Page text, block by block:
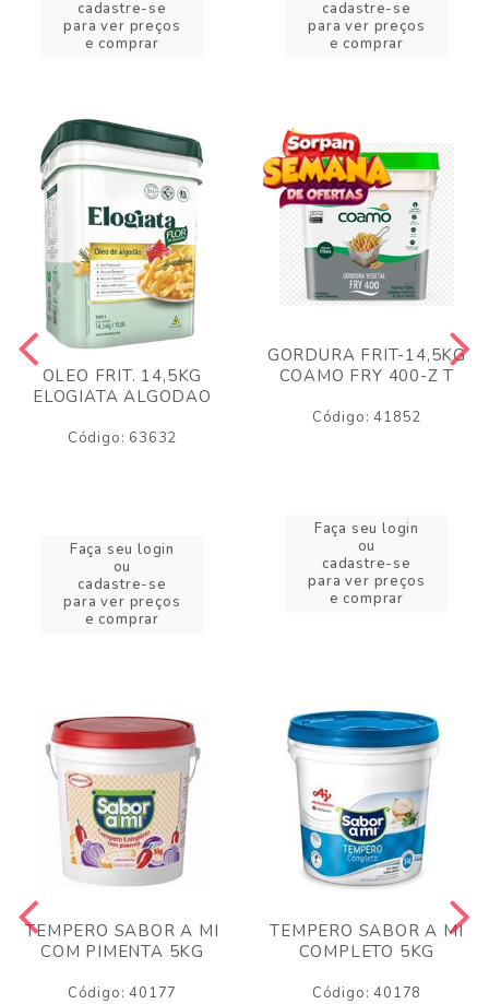
cadastre-se
para ver preços
e comprar
cadastre-se
para ver preços
e comprar
OLEO FRIT. 14,5KG
ELOGIATA ALGODAO
Código: 63632
Faça seu login
ou
cadastre-se
para ver preços
e comprar
GORDURA FRIT-14,5KG
COAMO FRY 400-Z T
Código: 41852
Faça seu login
ou
cadastre-se
para ver preços
e comprar
TEMPERO SABOR A MI
COM PIMENTA 5KG
Código: 40177
TEMPERO SABOR A MI
COMPLETO 5KG
Código: 40178